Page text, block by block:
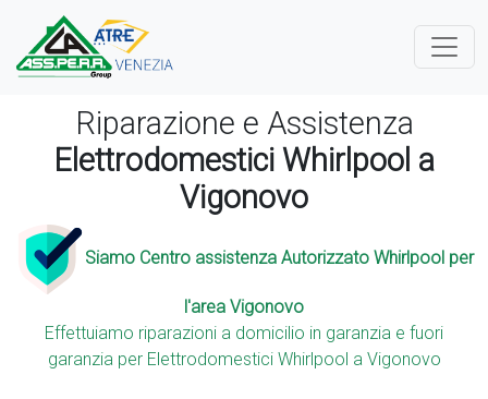
Riparazione e Assistenza
Elettrodomestici Whirlpool a
Vigonovo
Siamo Centro assistenza Autorizzato Whirlpool per
l'area Vigonovo
Effettuiamo riparazioni a domicilio in garanzia e fuori
garanzia per Elettrodomestici Whirlpool a Vigonovo